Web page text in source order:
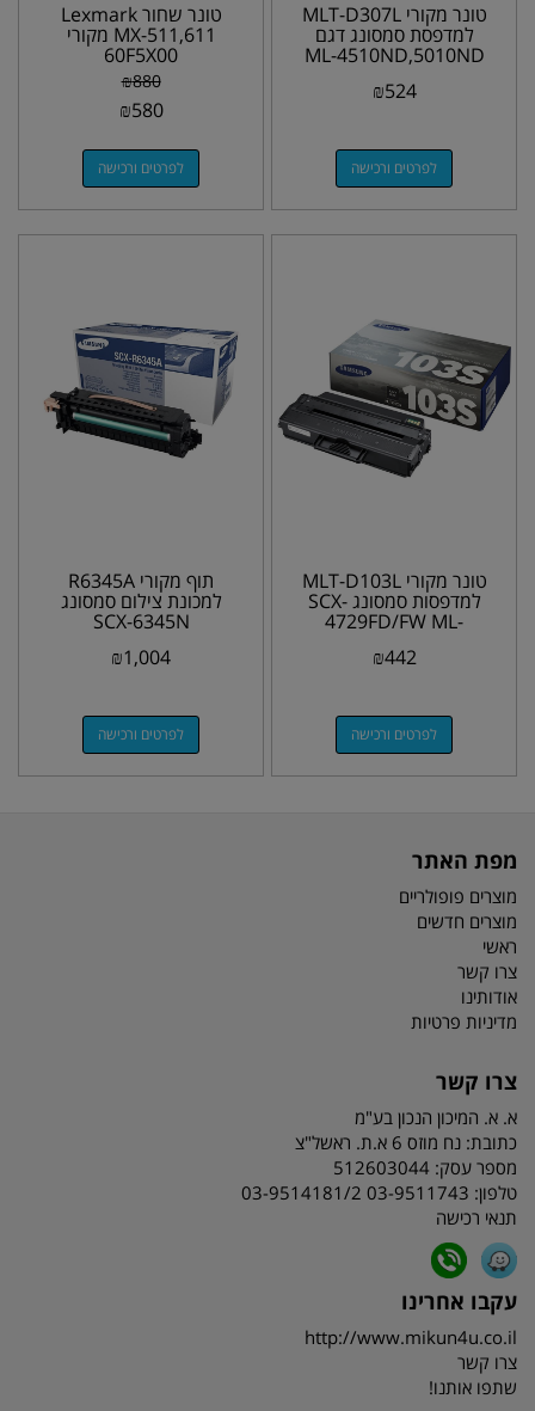
טונר מקורי MLT-D307L
למדפסת סמסונג דגם
ML-4510ND,5010ND
₪524
לפרטים ורכישה
טונר שחור Lexmark
MX-511,611 מקורי
60F5X00
₪880
₪580
לפרטים ורכישה
טונר מקורי MLT-D103L
למדפסות סמסונג SCX-
4729FD/FW ML-
₪442
לפרטים ורכישה
תוף מקורי R6345A
למכונת צילום סמסונג
SCX-6345N
₪1,004
לפרטים ורכישה
מפת האתר
מוצרים פופולריים
מוצרים חדשים
ראשי
צרו קשר
אודותינו
מדיניות פרטיות
צרו קשר
א. א. המיכון הנכון בע"מ
כתובת: נח מוזס 6 א.ת. ראשל"צ
מספר עסק: 512603044
טלפון: 03-9511743 03-9514181/2
תנאי רכישה
עקבו אחרינו
http://www.mikun4u.co.il
צרו קשר
שתפו אותנו!